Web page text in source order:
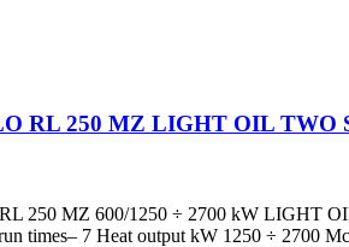
RL 250 MZ LIGHT OIL TWO
250 MZ 600/1250 ÷ 2700 kW LIGHT
times– 7 Heat output kW 1250 ÷ 2700